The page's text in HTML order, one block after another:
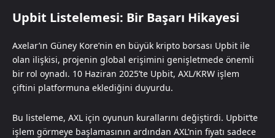
Upbit Listelemesi: Bir Başarı Hikayesi
Axelar’ın Güney Kore’nin en büyük kripto borsası Upbit ile
olan ilişkisi, projenin global erişimini genişletmede önemli
bir rol oynadı. 10 Haziran 2025’te Upbit, AXL/KRW işlem
çiftini platformuna eklediğini duyurdu.
Bu listeleme, AXL için oyunun kurallarını değiştirdi. Upbit’te
işlem görmeye başlamasının ardından AXL’nin fiyatı sadece